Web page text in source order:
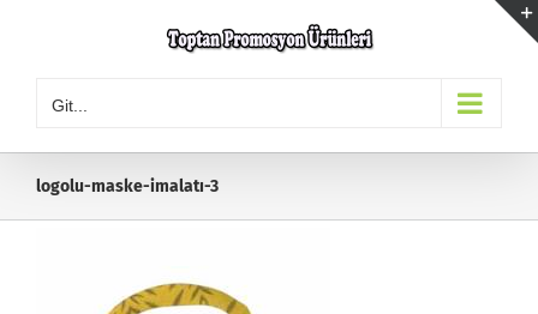
Git...
logolu-maske-imalatı-3